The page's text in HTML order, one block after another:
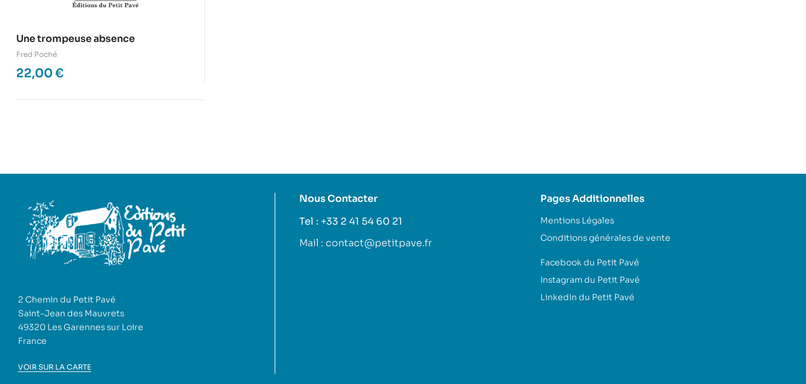
Une trompeuse absence
Fred Poché
22,00 €
2 Chemin du Petit Pavé
Saint-Jean des Mauvrets
49320 Les Garennes sur Loire
France
VOIR SUR LA CARTE
Nous Contacter
Tel : +33 2 41 54 60 21
Mail : contact@petitpave.fr
Pages Additionnelles
Mentions Légales
Conditions générales de vente
Facebook du Petit Pavé
Instagram du Petit Pavé
LinkedIn du Petit Pavé